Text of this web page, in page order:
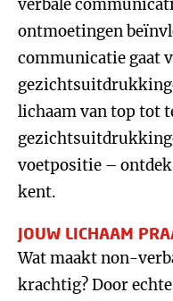
verbale
ontmoetingen
communicatie gaat
lichaam van top tot
voetpositie – ontdek
kent.
JOUW LICHAAM
Wat maakt non-
krachtig? Door